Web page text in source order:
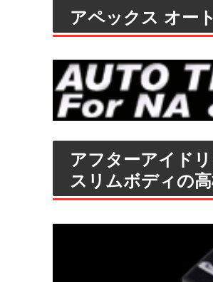
アペックス オー
アフターアイドリ
スリムボディの